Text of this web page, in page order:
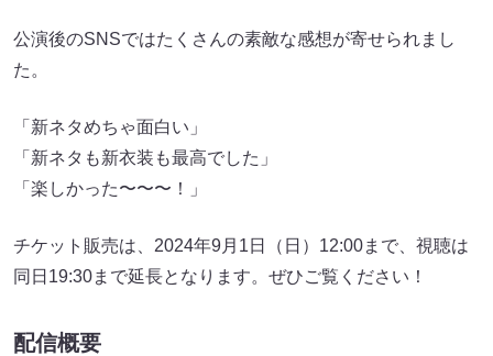
公演後のSNSではたくさんの素敵な感想が寄せられまし
た。
「新ネタめちゃ面白い」
「新ネタも新衣装も最高でした」
「楽しかった〜〜〜！」
チケット販売は、2024年9月1日（日）12:00まで、視聴は
同日19:30まで延長となります。ぜひご覧ください！
配信概要